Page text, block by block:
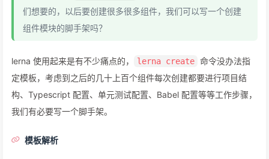
们想要的，以后要创建很多很多组件，我们可以写一个创建
组件模块的脚手架吗？
lerna 使用起来是有不少痛点的， lerna create 命令没办法指
定模板，考虑到之后的几十上百个组件每次创建都要进行项目结
构、Typescript 配置、单元测试配置、Babel 配置等等工作步骤，
我们有必要写一个脚手架。
模板解析